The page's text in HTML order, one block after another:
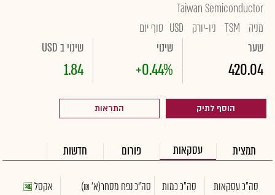
Taiwan Semiconductor
מניה
TSM ניו-יורק USD סוף יום
שער
420.04
שינוי
+0.44%
שינוי ב USD
1.84
הוסף לתיק התראות
תמצית עסקאות פורום חדשות
סה"כ עסקאות סה"כ כמות סה"כ נפח מסחר(א' ₪) אקסל